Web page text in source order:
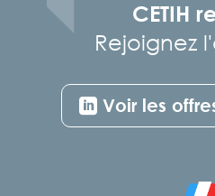
CETIH
Rejoignez
Voir les